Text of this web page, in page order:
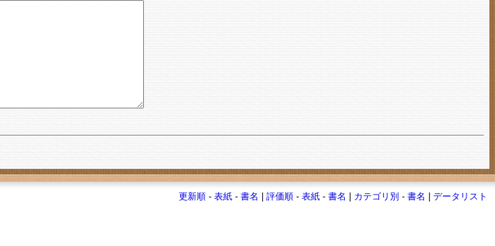
更新順 -表紙 -書名 |評価順 -表紙 -書名 カテゴリ別 -書名 |データリスト